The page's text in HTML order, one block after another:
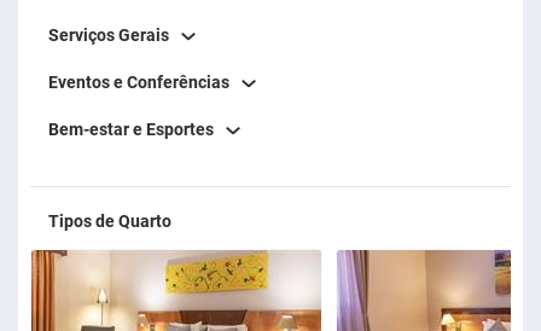
Serviços Gerais
Eventos e Conferências
Bem-estar e Esportes
Tipos de Quarto